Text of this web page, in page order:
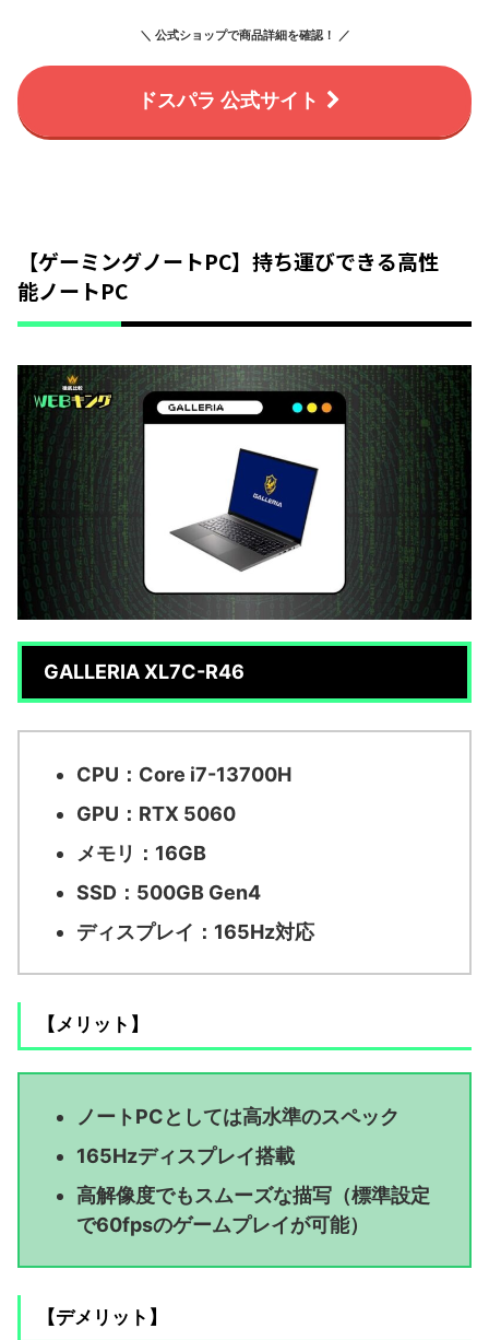
＼ 公式ショップで商品詳細を確認！ ／
ドスパラ 公式サイト
【ゲーミングノートPC】持ち運びできる高性
能ノートPC
GALLERIA XL7C-R46
CPU：Core i7-13700H
GPU：RTX 5060
メモリ：16GB
SSD：500GB Gen4
ディスプレイ：165Hz対応
【メリット】
ノートPCとしては高水準のスペック
165Hzディスプレイ搭載
高解像度でもスムーズな描写（標準設定
で60fpsのゲームプレイが可能）
【デメリット】